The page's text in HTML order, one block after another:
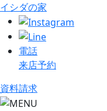
イシダの家
電話
来店予約
資料請求